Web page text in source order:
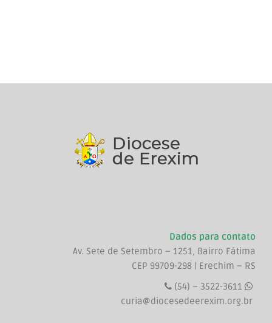
Dados para contato
Av. Sete de Setembro – 1251, Bairro Fátima
CEP 99709-298 | Erechim – RS
(54) – 3522-3611
curia@diocesedeerexim.org.br